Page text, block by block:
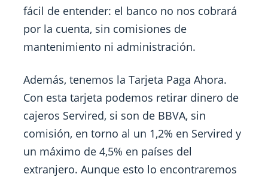
fácil de entender: el banco no nos cobrará
por la cuenta, sin comisiones de
mantenimiento ni administración.
Además, tenemos la Tarjeta Paga Ahora.
Con esta tarjeta podemos retirar dinero de
cajeros Servired, si son de BBVA, sin
comisión, en torno al un 1,2% en Servired y
un máximo de 4,5% en países del
extranjero. Aunque esto lo encontraremos